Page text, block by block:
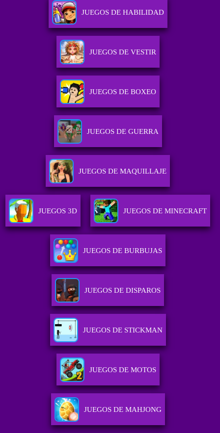
JUEGOS DE HABILIDAD
JUEGOS DE VESTIR
JUEGOS DE BOXEO
JUEGOS DE GUERRA
JUEGOS DE MAQUILLAJE
JUEGOS 3D JUEGOS DE MINECRAFT
JUEGOS DE BURBUJAS
JUEGOS DE DISPAROS
JUEGOS DE STICKMAN
JUEGOS DE MOTOS
JUEGOS DE MAHJONG